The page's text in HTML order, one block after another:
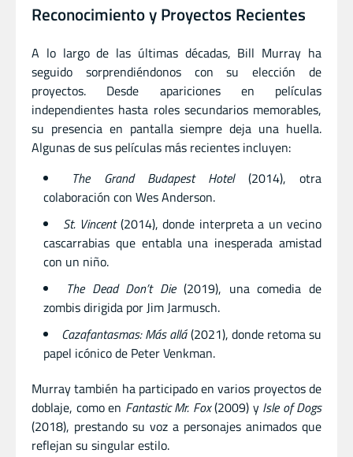
Reconocimiento y Proyectos Recientes
A lo largo de las últimas décadas, Bill Murray ha
seguido sorprendiéndonos con su elección de
proyectos. Desde apariciones en películas
independientes hasta roles secundarios memorables,
su presencia en pantalla siempre deja una huella.
Algunas de sus películas más recientes incluyen:
The Grand Budapest Hotel(2014), otra
colaboración con Wes Anderson.
St. Vincent(2014), donde interpreta a un vecino
cascarrabias que entabla una inesperada amistad
con un niño.
The Dead Don’t Die(2019), una comedia de
zombis dirigida por Jim Jarmusch.
Cazafantasmas: Más allá(2021), donde retoma su
papel icónico de Peter Venkman.
Murray también ha participado en varios proyectos de
doblaje, como en Fantastic Mr. Fox(2009) y Isle of Dogs
(2018), prestando su voz a personajes animados que
reflejan su singular estilo.